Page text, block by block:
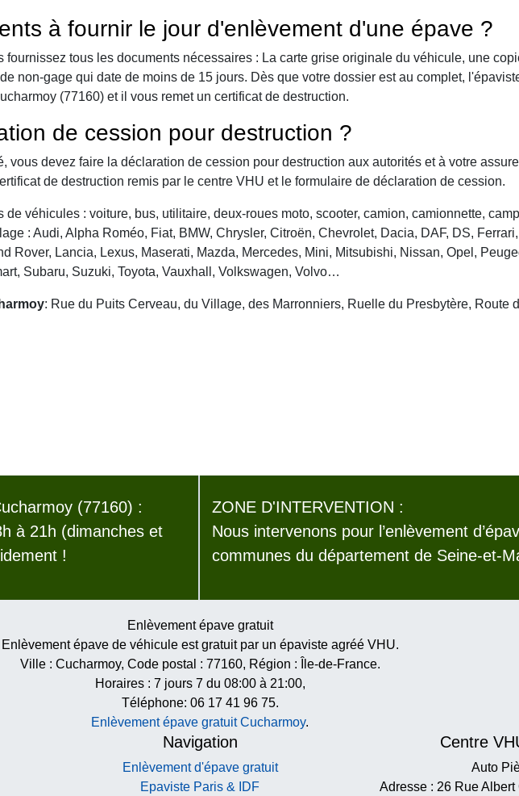
à fournir le jour d'enlèvement d'une épave ?
tous les documents nécessaires : La carte grise originale du véhicule, une
non-gage qui date de moins de 15 jours. Dès que votre dossier est au complet,
(77160) et il vous remet un certificat de destruction.
de cession pour destruction ?
vous devez faire la déclaration de cession pour destruction aux autorités et à votre
de destruction remis par le centre VHU et le formulaire de déclaration de cession.
de véhicules : voiture, bus, utilitaire, deux-roues moto, scooter, camion, camionnette,
: Audi, Alpha Roméo, Fiat, BMW, Chrysler, Citroën, Chevrolet, Dacia, DAF, DS,
Rover, Lancia, Lexus, Maserati, Mazda, Mercedes, Mini, Mitsubishi, Nissan, Opel,
Subaru, Suzuki, Toyota, Vauxhall, Volkswagen, Volvo…
: Rue du Puits Cerveau, du Village, des Marronniers, Ruelle du Presbytère, Route
(77160) :
à 21h (dimanches et
!
ZONE D'INTERVENTION :
Nous intervenons pour l’enlèvement
communes du département de Seine-et-
Enlèvement épave gratuit
Enlèvement épave de véhicule est gratuit par un épaviste agréé VHU.
Ville : Cucharmoy, Code postal : 77160, Région : Île-de-France.
Horaires : 7 jours 7 du 08:00 à 21:00,
Téléphone: 06 17 41 96 75.
Enlèvement épave gratuit Cucharmoy.
Navigation
Enlèvement d'épave gratuit
Epaviste Paris & IDF
Centre
Auto
Adresse : 26 Rue